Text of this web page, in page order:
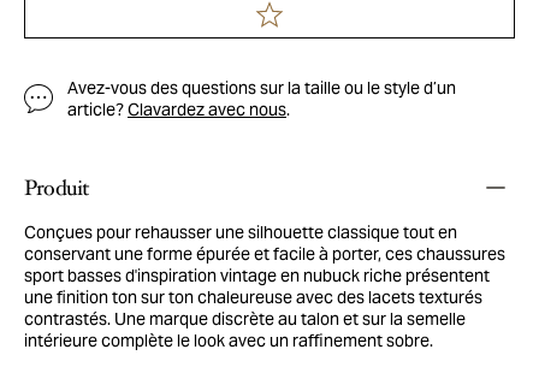
Avez-vous des questions sur la taille ou le style d’un
article?Clavardez avec nous.
Produit
Conçues pour rehausser une silhouette classique tout en
conservant une forme épurée et facile à porter, ces chaussures
sport basses d'inspiration vintage en nubuck riche présentent
une finition ton sur ton chaleureuse avec des lacets texturés
contrastés. Une marque discrète au talon et sur la semelle
intérieure complète le look avec un raffinement sobre.